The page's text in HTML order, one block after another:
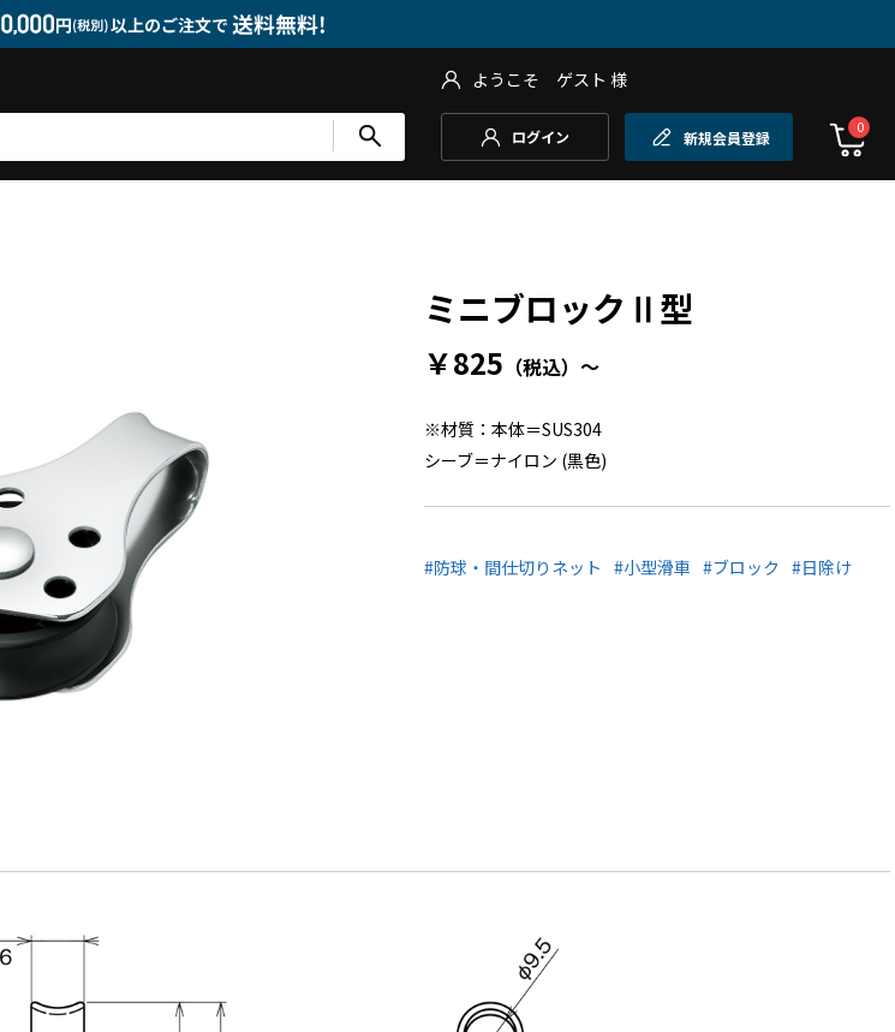
ようこそ ゲスト 様
ログイン 新規会員登録
0
ミニブロックⅡ型
￥825 （税込） ～
※材質：本体＝SUS304
シーブ＝ナイロン (黒色)
#防球・間仕切りネット #小型滑車 #ブロック #日除け